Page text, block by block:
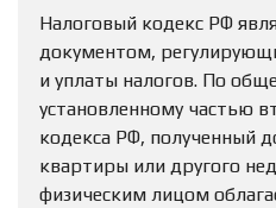
Налоговый кодекс РФ
документом,
и уплаты налогов. По
установленному частью
кодекса РФ, полученный
квартиры или другого
физическим лицом